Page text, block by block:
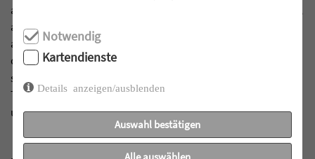
aufbringen und tragen, sondern sind auch noch angehalten,
aus unseren bescheidenen Mitteln etwas an Bibel TV
abzuführen, in Form von Werbeschaltungen. Das macht uns
das finanzielle Leben manchmal recht schwer! Deshalb
sagen wir
TV ebenfalls nicht vergessen! Gerne können Sie dafür auch
unser
Schweizer Spendenkontonutzen.
Notwendig
Kartendienste
Details anzeigen/ausblenden
Auswahl bestätigen